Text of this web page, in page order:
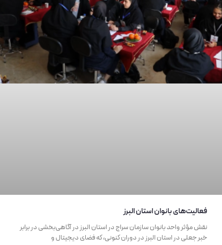
فعالیت‌های بانوان استان البرز
نقش مؤثر واحد بانوان سازمان سراج در استان البرز در آگاهی‌بخشی در برابر
خبر جعلی در استان البرز در دوران کنونی، که فضای دیجیتال و